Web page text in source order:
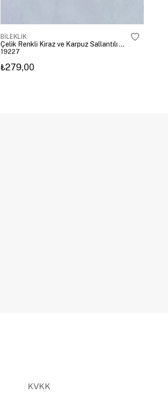
BİLEKLİK
Çelik Renkli Kiraz ve Karpuz Sallantılı Bileklik Gold
19227
₺279,00
KVKK